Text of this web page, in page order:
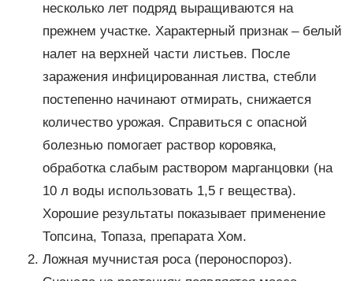
несколько лет подряд выращиваются на
прежнем участке. Характерный признак – белый
налет на верхней части листьев. После
заражения инфицированная листва, стебли
постепенно начинают отмирать, снижается
количество урожая. Справиться с опасной
болезнью помогает раствор коровяка,
обработка слабым раствором марганцовки (на
10 л воды использовать 1,5 г вещества).
Хорошие результаты показывает применение
Топсина, Топаза, препарата Хом.
Ложная мучнистая роса (пероноспороз).